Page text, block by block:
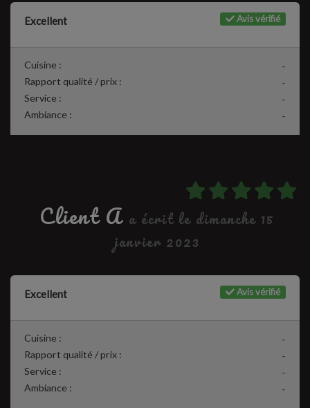
Avis vérifié
Excellent
-
Cuisine :
-
Rapport qualité / prix :
-
Service :
-
Ambiance :
Client A a écrit le dimanche 15
janvier 2023
Avis vérifié
Excellent
-
Cuisine :
-
Rapport qualité / prix :
-
Service :
-
Ambiance :